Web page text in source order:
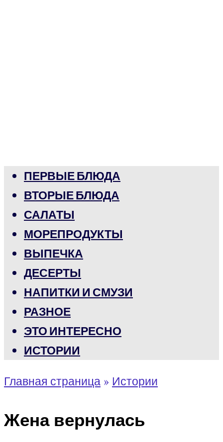
ПЕРВЫЕ БЛЮДА
ВТОРЫЕ БЛЮДА
САЛАТЫ
МОРЕПРОДУКТЫ
ВЫПЕЧКА
ДЕСЕРТЫ
НАПИТКИ И СМУЗИ
РАЗНОЕ
ЭТО ИНТЕРЕСНО
ИСТОРИИ
Главная страница » Истории
Жена вернулась